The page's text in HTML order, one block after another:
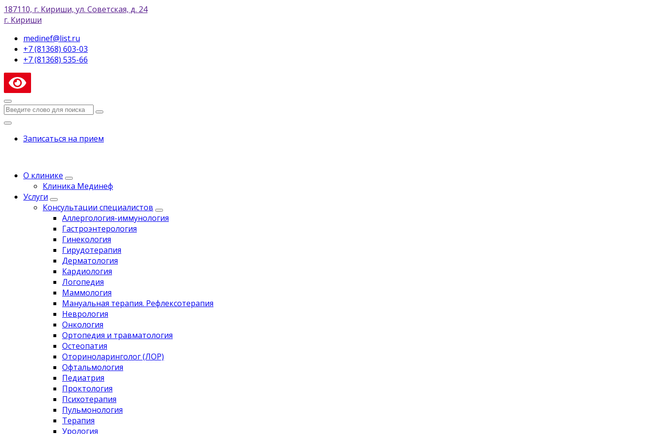
187110, г. Кириши, ул. Советская, д. 24
г. Кириши
medinef@list.ru
+7 (81368) 603-03
+7 (81368) 535-66
Записаться на прием
О клинике
Клиника Мединеф
Услуги
Консультации специалистов
Аллергология-иммунология
Гастроэнтерология
Гинекология
Гирудотерапия
Дерматология
Кардиология
Логопедия
Маммология
Мануальная терапия. Рефлексотерапия
Неврология
Онкология
Ортопедия и травматология
Остеопатия
Оториноларинголог (ЛОР)
Офтальмология
Педиатрия
Проктология
Психотерапия
Пульмонология
Терапия
Урология